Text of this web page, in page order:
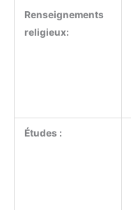
Renseignements
religieux:
Études :